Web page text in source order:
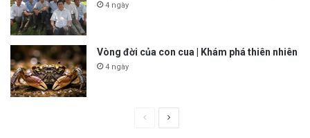
4 ngày
Vòng đời của con cua | Khám phá thiên nhiên
4 ngày